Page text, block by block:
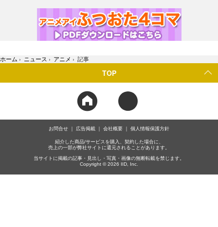
ホーム › ニュース › アニメ › 記事
TOP
お問合せ 広告掲載 会社概要 個人情報保護方針
紹介した商品/サービスを購入、契約した場合に、
売上の一部が弊社サイトに還元されることがあります。
当サイトに掲載の記事・見出し・写真・画像の無断転載を禁じます。
Copyright © 2026 IID, Inc.